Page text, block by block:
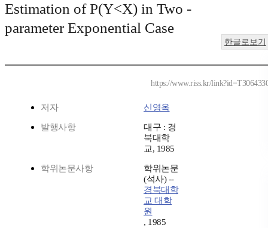
Estimation of P(Y<X) in Two -
parameter Exponential Case
한글로보기
https://www.riss.kr/
저자 신영옥
발행사항
대구 : 경
북대학
교, 1985
학위논문사항
학위논문
(석사) --
경북대학
교 대학
원
, 1985